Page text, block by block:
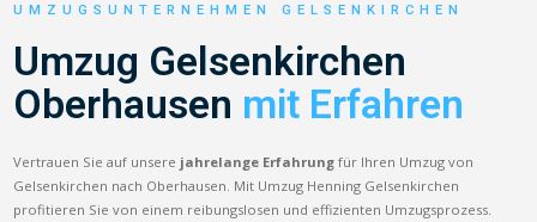
UMZUGSUNTERNEHMEN GELSENKIRCHEN
Umzug Gelsenkirchen
Oberhausen mit Erfahren
Vertrauen Sie auf unsere jahrelange Erfahrung für Ihren Umzug von
Gelsenkirchen nach Oberhausen. Mit Umzug Henning Gelsenkirchen
profitieren Sie von einem reibungslosen und effizienten Umzugsprozess.